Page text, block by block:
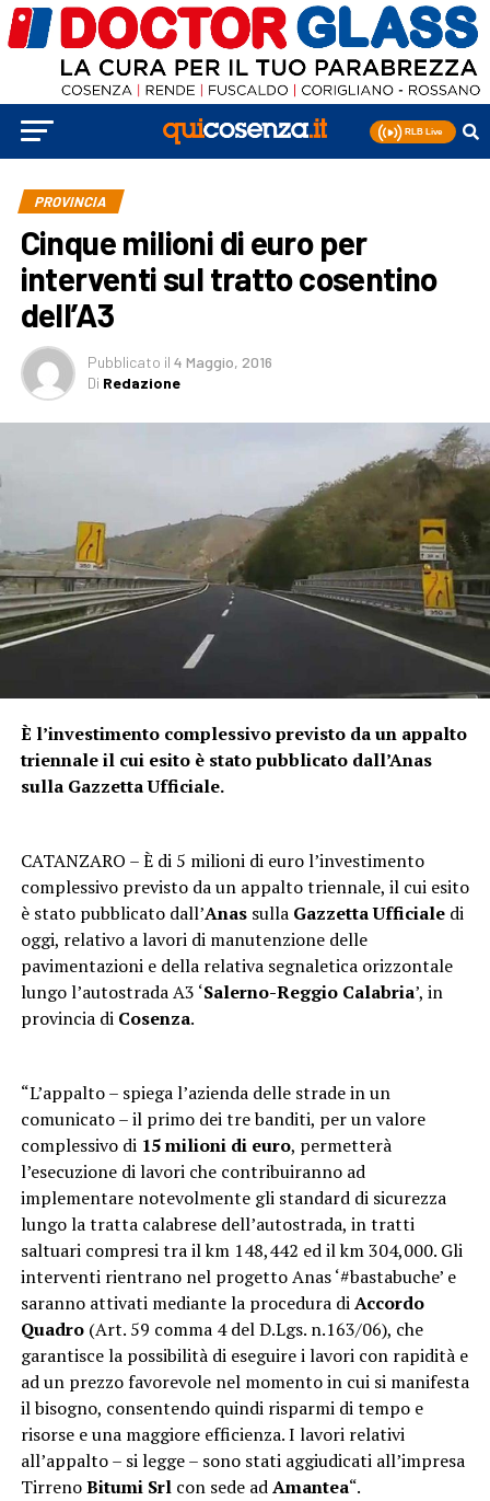
PROVINCIA
Cinque milioni di euro per
interventi sul tratto cosentino
dell’A3
Pubblicato il 4 Maggio, 2016
Di Redazione
È l’investimento complessivo previsto da un appalto
triennale il cui esito è stato pubblicato dall’Anas
sulla Gazzetta Ufficiale.
CATANZARO – È di 5 milioni di euro l’investimento
complessivo previsto da un appalto triennale, il cui esito
è stato pubblicato dall’AnassullaGazzetta Ufficialedi
oggi, relativo a lavori di manutenzione delle
pavimentazioni e della relativa segnaletica orizzontale
lungo l’autostrada A3 ‘Salerno-Reggio Calabria’, in
provincia di Cosenza.
“L’appalto – spiega l’azienda delle strade in un
comunicato – il primo dei tre banditi, per un valore
complessivo di15 milioni di euro, permetterà
l’esecuzione di lavori che contribuiranno ad
implementare notevolmente gli standard di sicurezza
lungo la tratta calabrese dell’autostrada, in tratti
saltuari compresi tra il km 148,442 ed il km 304,000. Gli
interventi rientrano nel progetto Anas ‘#bastabuche’ e
saranno attivati mediante la procedura diAccordo
Quadro(Art. 59 comma 4 del D.Lgs. n.163/06), che
garantisce la possibilità di eseguire i lavori con rapidità e
ad un prezzo favorevole nel momento in cui si manifesta
il bisogno, consentendo quindi risparmi di tempo e
risorse e una maggiore efficienza. I lavori relativi
all’appalto – si legge – sono stati aggiudicati all’impresa
TirrenoBitumi Srlcon sede adAmantea“.